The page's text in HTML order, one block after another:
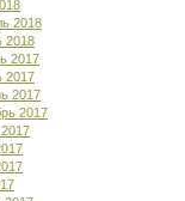
2018
2018
2017
2017
2017
2017